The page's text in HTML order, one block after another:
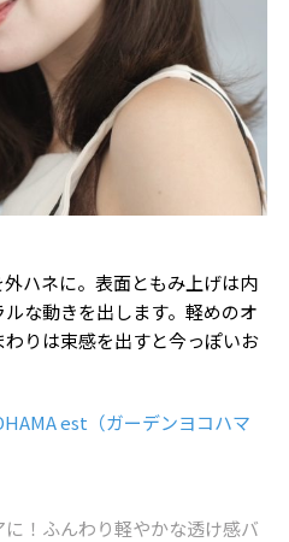
ハネに。表面ともみ上げは内
な動きを出します。軽めのオ
りは束感を出すと今っぽいお
est（ガーデンヨコハマ
！ふんわり軽やかな透け感バ